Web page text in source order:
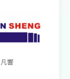
凡響